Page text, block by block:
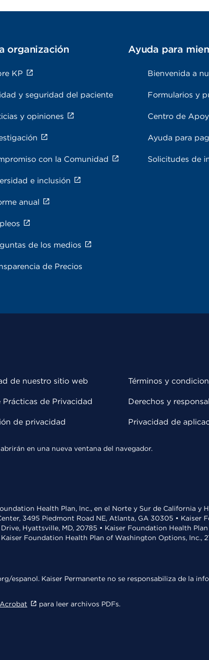
organización
KP
y seguridad del paciente
y opiniones
con la Comunidad
e inclusión
anual
de los medios
de Precios
Ayuda para
Bienvenida a
Formularios y
Centro de
Ayuda para
Solicitudes de
de nuestro sitio web
Prácticas de Privacidad
de privacidad
Términos y
Derechos y
Privacidad de
en una nueva ventana del navegador.
Health Plan, Inc., en el Norte y Sur de California y
3495 Piedmont Road NE, Atlanta, GA 30305 • Kaiser
Hyattsville, MD, 20785 • Kaiser Foundation Health
Foundation Health Plan of Washington Options, Inc.,
espanol. Kaiser Permanente no se responsabiliza de la
para leer archivos PDFs.